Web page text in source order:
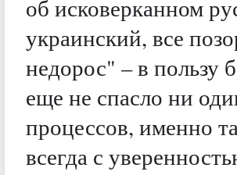
об исковерканном
украинский, все
недорос" – в
еще не спасло ни
процессов, именно
всегда с